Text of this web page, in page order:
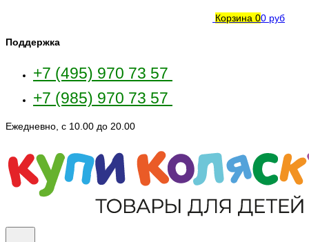
Корзина 00 руб
Поддержка
+7 (495) 970 73 57
+7 (985) 970 73 57
Ежедневно, с 10.00 до 20.00